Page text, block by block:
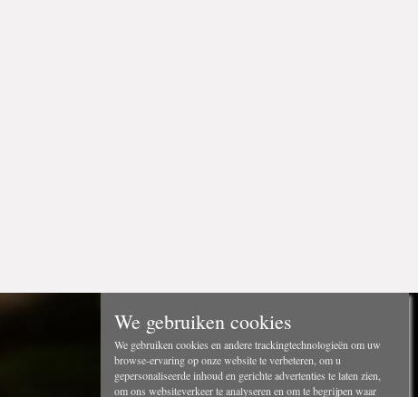
We gebruiken cookies
We gebruiken cookies en andere trackingtechnologieën om uw
browse-ervaring op onze website te verbeteren, om u
gepersonaliseerde inhoud en gerichte advertenties te laten zien,
om ons websiteverkeer te analyseren en om te begrijpen waar